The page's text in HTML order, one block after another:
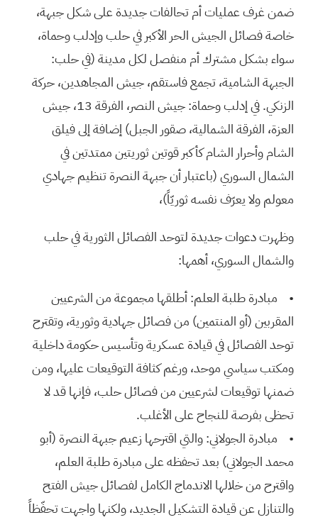
ضمن غرف عمليات أم تحالفات جديدة على شكل جبهة،
خاصة فصائل الجيش الحر الأكبر في حلب وإدلب وحماة،
سواء بشكل مشترك أم منفصل لكل مدينة (في حلب:
الجبهة الشامية، تجمع فاستقم، جيش المجاهدين، حركة
الزنكي. في إدلب وحماة: جيش النصر، الفرقة 13، جيش
العزة، الفرقة الشمالية، صقور الجبل) إضافة إلى فيلق
الشام وأحرار الشام كأكبر قوتين ثوريتين ممتدتين في
الشمال السوري (باعتبار أن جبهة النصرة تنظيم جهادي
معولم ولا يعرّف نفسه ثوريّاً)،
وظهرت دعوات جديدة لتوحد الفصائل الثورية في حلب
والشمال السوري، أهمها:
• مبادرة طلبة العلم: أطلقها مجموعة من الشرعيين
المقربين (أو المنتمين) من فصائل جهادية وثورية، وتقترح
توحد الفصائل في قيادة عسكرية وتأسيس حكومة داخلية
ومكتب سياسي موحد، ورغم كثافة التوقيعات عليها، ومن
ضمنها توقيعات لشرعيين من فصائل حلب، فإنها قد لا
تحظى بفرصة للنجاح على الأغلب.
• مبادرة الجولاني: والتي اقترحها زعيم جبهة النصرة (أبو
محمد الجولاني) بعد تحفظه على مبادرة طلبة العلم،
واقترح من خلالها الاندماج الكامل لفصائل جيش الفتح
والتنازل عن قيادة التشكيل الجديد، ولكنها واجهت تحفّظاً